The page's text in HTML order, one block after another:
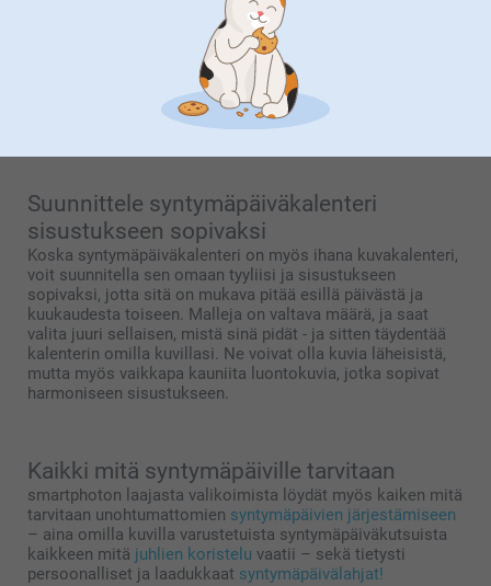
Syntymäpäiväkalenteri onkuvakalenteri
tiettyä kalenterivuotta, vaan 12 kuukautta ja kuukauden
päivät, joihin voit kirjata tärkeiden ihmisten syntymäpäivät.
Näin voit käyttää siis samaa syntymäpäiväkalenteria
vuodesta toiseen eikä sinun tarvitse enää siirrellä
syntymäpäiviä edellisen vuoden kalenterista seuraavaan.
Suunnittele syntymäpäiväkalenteri
sisustukseen sopivaksi
Koska syntymäpäiväkalenteri on myös ihana kuvakalenteri,
voit suunnitella sen omaan tyyliisi ja sisustukseen
sopivaksi, jotta sitä on mukava pitää esillä päivästä ja
kuukaudesta toiseen. Malleja on valtava määrä, ja saat
valita juuri sellaisen, mistä sinä pidät - ja sitten täydentää
kalenterin omilla kuvillasi. Ne voivat olla kuvia läheisistä,
mutta myös vaikkapa kauniita luontokuvia, jotka sopivat
harmoniseen sisustukseen.
Kaikki mitä syntymäpäiville tarvitaan
smartphoton laajasta valikoimista löydät myös kaiken mitä
tarvitaan unohtumattomien syntymäpäivien järjestämiseen
– aina omilla kuvilla varustetuista syntymäpäiväkutsuista
kaikkeen mitä juhlien koristelu vaatii – sekä tietysti
persoonalliset ja laadukkaat syntymäpäivälahjat!